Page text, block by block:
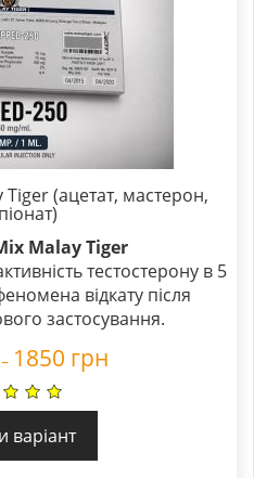
(ацетат, мастерон,
Malay Tiger
тестостерону в 5
відкату після
застосування.
– 1850 грн
варіант